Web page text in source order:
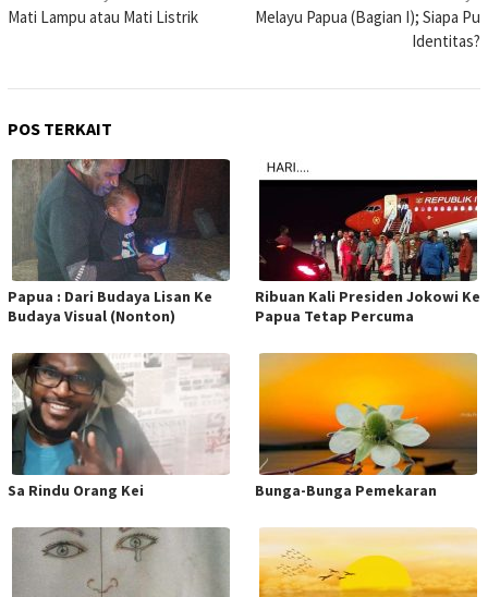
pos
Mati Lampu atau Mati Listrik
Melayu Papua (Bagian I); Siapa Pu
Identitas?
POS TERKAIT
Papua : Dari Budaya Lisan Ke
Budaya Visual (Nonton)
Ribuan Kali Presiden Jokowi Ke
Papua Tetap Percuma
Sa Rindu Orang Kei Bunga-Bunga Pemekaran